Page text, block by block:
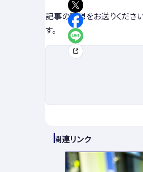
記事の感想をお送りくださ
す。
関連リンク